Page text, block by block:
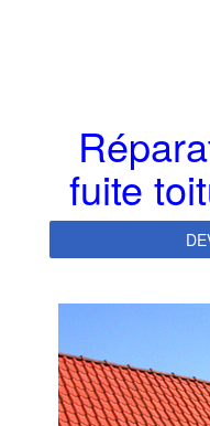
fuite